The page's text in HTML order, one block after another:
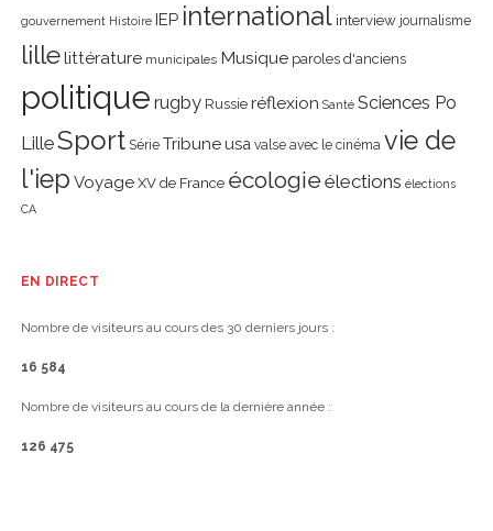
gouvernement Histoire IEP international interview journalisme
lillelittérature municipales Musique paroles d'anciens
politique rugby Russie réflexion Santé Sciences Po
LilleSport Série Tribune usa valse avec le cinéma vie de
l'iep Voyage XV de France écologie élections élections
CA
EN DIRECT
Nombre de visiteurs au cours des 30 derniers jours :
16 584
Nombre de visiteurs au cours de la dernière année :
126 475